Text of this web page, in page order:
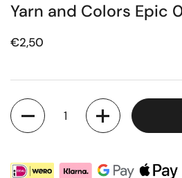
Yarn and Colors Epic
Prijs:
€2,50
Aantal